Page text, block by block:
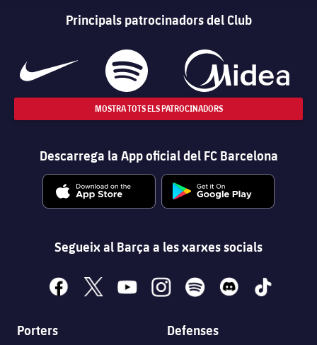
Principals patrocinadors del Club
MOSTRA TOTS ELS PATROCINADORS
Descarrega la App oficial del FC Barcelona
Segueix al Barça a les xarxes socials
facebook
x youtubeinstagramspotify discord tiktok
Porters Defenses